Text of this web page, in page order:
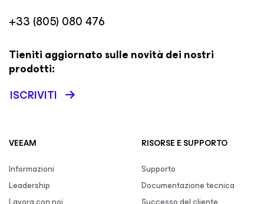
+33 (805) 080 476
Tieniti aggiornato sulle novità dei nostri
prodotti:
ISCRIVITI
VEEAM
Informazioni
Leadership
RISORSE E SUPPORTO
Supporto
Documentazione tecnica